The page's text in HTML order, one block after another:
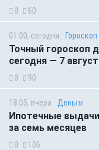
0 60
01:00, сегодня Гороскоп
Точный гороскоп
сегодня — 7
0 90
18:05, вчера Деньги
Ипотечные
за семь месяцев
0 106